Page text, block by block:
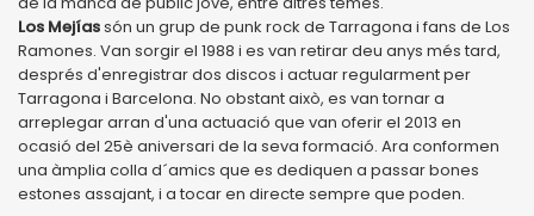
Los Mejíassón un grup de punk rock de Tarragona i fans de Los
Ramones. Van sorgir el 1988 i es van retirar deu anys més tard,
després d'enregistrar dos discos i actuar regularment per
Tarragona i Barcelona. No obstant això, es van tornar a
arreplegar arran d'una actuació que van oferir el 2013 en
ocasió del 25è aniversari de la seva formació. Ara conformen
una àmplia colla d´amics que es dediquen a passar bones
estones assajant, i a tocar en directe sempre que poden.